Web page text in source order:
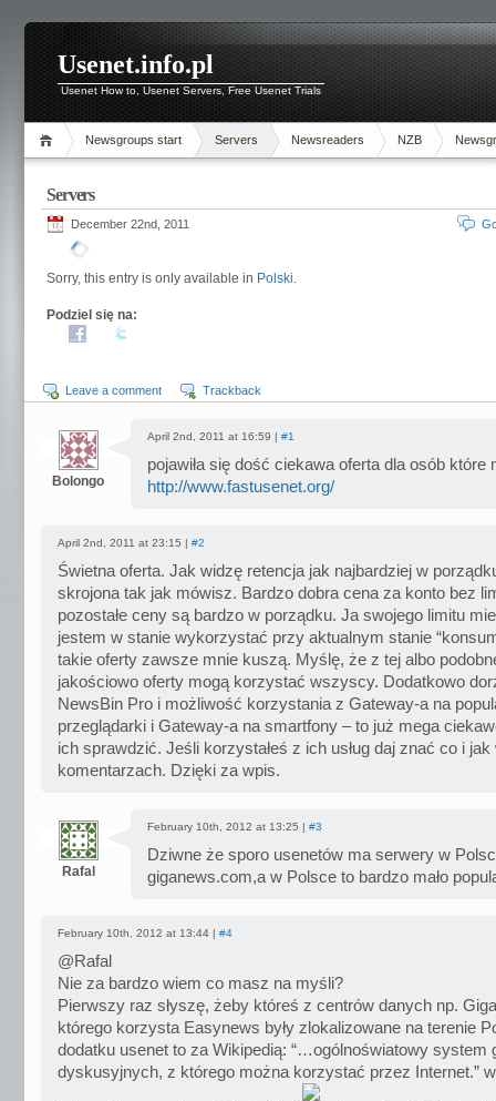
Usenet.info.pl
Usenet How to, Usenet Servers, Free Usenet Trials
Newsgroups start Servers Newsreaders NZB
Servers
December 22nd, 2011
Sorry, this entry is only available in Polski.
Podziel się na:
Leave a comment Trackback
Bolongo
April 2nd, 2011 at 16:59 | #1
pojawiła się dość ciekawa oferta dla osób które
http://www.fastusenet.org/
April 2nd, 2011 at 23:15 | #2
Świetna oferta. Jak widzę retencja jak najbardziej w
skrojona tak jak mówisz. Bardzo dobra cena za konto bez
pozostałe ceny są bardzo w porządku. Ja swojego limitu
jestem w stanie wykorzystać przy aktualnym stanie
takie oferty zawsze mnie kuszą. Myślę, że z tej albo
jakościowo oferty mogą korzystać wszyscy. Dodatkowo
NewsBin Pro i możliwość korzystania z Gateway-a na
przeglądarki i Gateway-a na smartfony – to już mega
ich sprawdzić. Jeśli korzystałeś z ich usług daj znać co i jak
komentarzach. Dzięki za wpis.
Rafal
February 10th, 2012 at 13:25 | #3
Dziwne że sporo usenetów ma serwery w
giganews.com,a w Polsce to bardzo mało
February 10th, 2012 at 13:44 | #4
@Rafal
Nie za bardzo wiem co masz na myśli?
Pierwszy raz słyszę, żeby któreś z centrów danych np.
którego korzysta Easynews były zlokalizowane na terenie
dodatku usenet to za Wikipedią: “…ogólnoświatowy system
dyskusyjnych, z którego można korzystać przez Internet.”